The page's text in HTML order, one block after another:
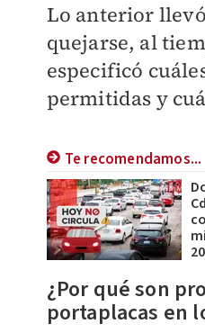
Lo anterior
quejarse, al
especificó
permitidas y
Te recomendamos...
¿Por qué son
portaplacas en